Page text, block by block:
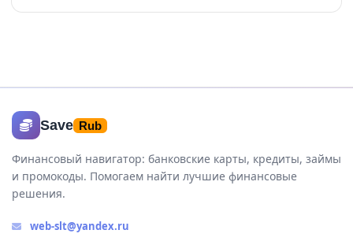
Save Rub
Финансовый навигатор: банковские карты, кредиты, займы
и промокоды. Помогаем найти лучшие финансовые
решения.
web-slt@yandex.ru